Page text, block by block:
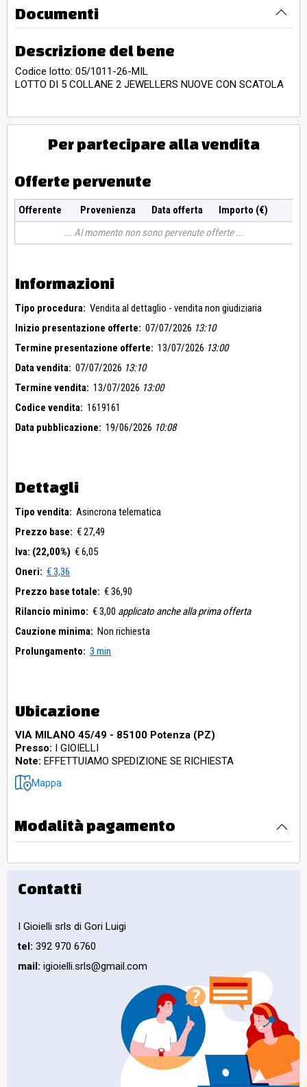
Documenti
Descrizione del bene
Codice lotto: 05/1011-26-MIL
LOTTO DI 5 COLLANE 2 JEWELLERS NUOVE CON SCATOLA
Per partecipare alla vendita
Offerte pervenute
Offerente Provenienza Data offerta
Importo (€)
Al momento non sono pervenute offerte
Informazioni
Tipo procedura: Vendita al dettaglio - vendita non giudiziaria
Inizio presentazione offerte: 07/07/2026 13:10
Termine presentazione offerte: 13/07/2026 13:00
Data vendita: 07/07/2026 13:10
Termine vendita: 13/07/2026 13:00
Codice vendita: 1619161
Data pubblicazione: 19/06/2026 10:08
Dettagli
Tipo vendita: Asincrona telematica
Prezzo base: € 27,49
Iva: (22,00%) € 6,05
Oneri: € 3,36
Prezzo base totale: € 36,90
Rilancio minimo: € 3,00 applicato anche alla prima offerta
Cauzione minima: Non richiesta
Prolungamento: 3 min
Ubicazione
VIA MILANO 45/49 - 85100 Potenza (PZ)
Presso: I GIOIELLI
Note: EFFETTUIAMO SPEDIZIONE SE RICHIESTA
Mappa
Modalità pagamento
Contatti
I Gioielli srls di Gori Luigi
tel: 392 970 6760
mail: igioielli.srls@gmail.com